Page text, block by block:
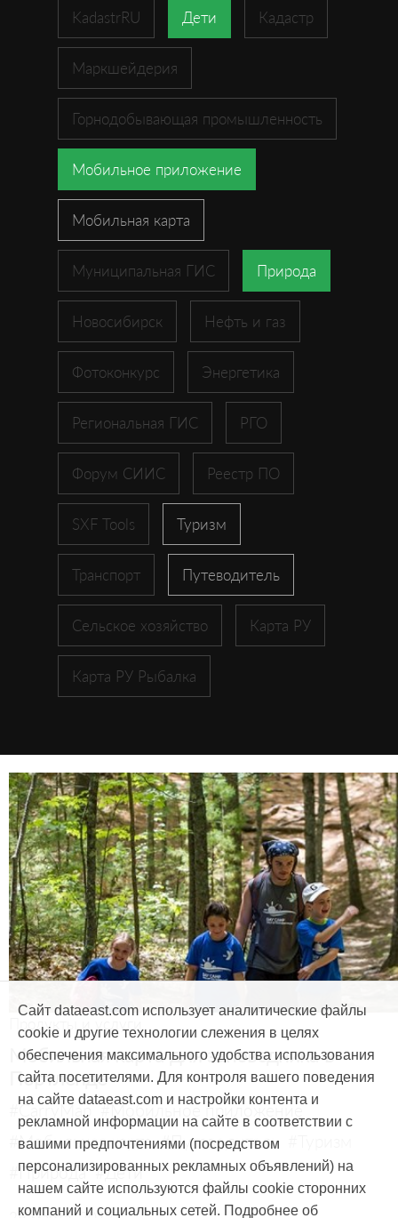
KadastrRU Дети Кадастр
Маркшейдерия
Горнодобывающая промышленность
Мобильное приложение
Мобильная карта
Муниципальная ГИС Природа
Новосибирск Нефть и газ
Фотоконкурс Энергетика
Региональная ГИС РГО
Форум СИИС Реестр ПО
SXF Tools Туризм
Транспорт Путеводитель
Сельское хозяйство Карта РУ
Карта РУ Рыбалка
Продукты и услуги
Мобильная карта для заповедника в
Портленде
#CarryMap #Мобильное приложение
#Мобильная карта #Путеводитель
#Природа #Дети
Сайт dataeast.com использует аналитические файлы
cookie и другие технологии слежения в целях
обеспечения максимального удобства использования
сайта посетителями. Для контроля вашего поведения
на сайте dataeast.com и настройки контента и
рекламной информации на сайте в соответствии с
вашими предпочтениями (посредством
персонализированных рекламных объявлений) на
нашем сайте используются файлы cookie сторонних
компаний и социальных сетей. Подробнее об